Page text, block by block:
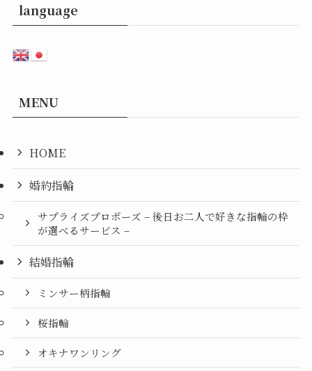
language
MENU
HOME
婚約指輪
サプライズプロポーズ – 後日お二人で好きな指輪の枠
が選べるサービス –
結婚指輪
ミンサー柄指輪
桜指輪
オキナワンリング